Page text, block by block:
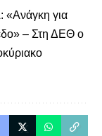
για
– Στη ΔΕΘ ο